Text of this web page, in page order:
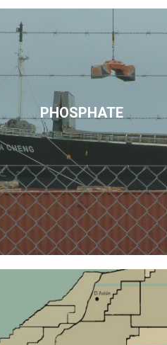
PHOSPHATE